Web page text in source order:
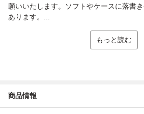
願いいたします。ソフトやケースに落書
あります。...
もっと読む
商品情報